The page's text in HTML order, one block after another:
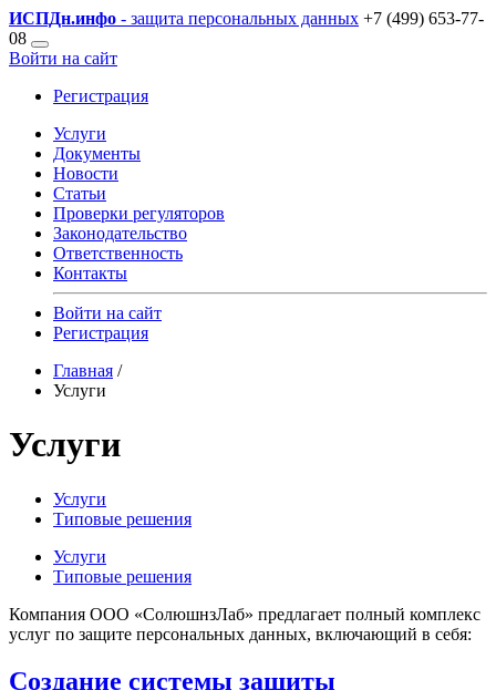
ИСПДн.инфо - защита персональных данных +7 (499) 653-77-
08
Войти на сайт
Регистрация
Услуги
Документы
Новости
Статьи
Проверки регуляторов
Законодательство
Ответственность
Контакты
Войти на сайт
Регистрация
Главная /
Услуги
Услуги
Услуги
Типовые решения
Услуги
Типовые решения
Компания ООО «СолюшнзЛаб» предлагает полный комплекс
услуг по защите персональных данных, включающий в себя:
Создание системы защиты